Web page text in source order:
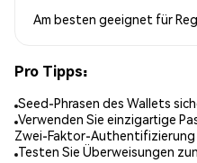
Am besten geeignet für
Pro Tipps:
Seed-Phrasen des Wallets
Verwenden Sie einzigartige
Zwei-Faktor-Authentifizierung
Testen Sie Überweisungen